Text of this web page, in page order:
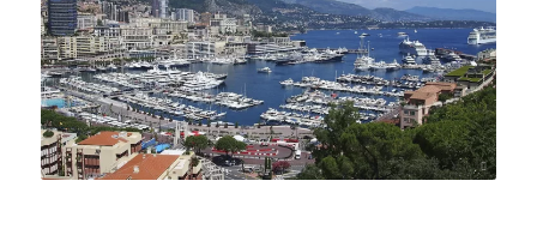
Malasoca / pixabay.com